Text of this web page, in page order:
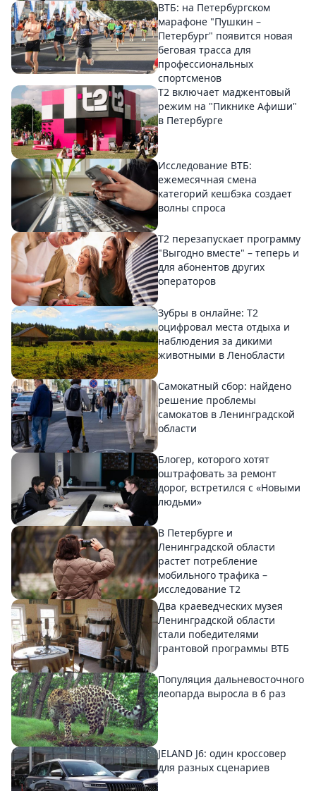
ВТБ: на Петербургском
марафоне "Пушкин –
Петербург" появится новая
беговая трасса для
профессиональных
спортсменов
Т2 включает маджентовый
режим на "Пикнике Афиши"
в Петербурге
Исследование ВТБ:
ежемесячная смена
категорий кешбэка создает
волны спроса
Т2 перезапускает программу
"Выгодно вместе" – теперь и
для абонентов других
операторов
Зубры в онлайне: Т2
оцифровал места отдыха и
наблюдения за дикими
животными в Ленобласти
Самокатный сбор: найдено
решение проблемы
самокатов в Ленинградской
области
Блогер, которого хотят
оштрафовать за ремонт
дорог, встретился с «Новыми
людьми»
В Петербурге и
Ленинградской области
растет потребление
мобильного трафика –
исследование T2
Два краеведческих музея
Ленинградской области
стали победителями
грантовой программы ВТБ
Популяция дальневосточного
леопарда выросла в 6 раз
JELAND J6: один кроссовер
для разных сценариев